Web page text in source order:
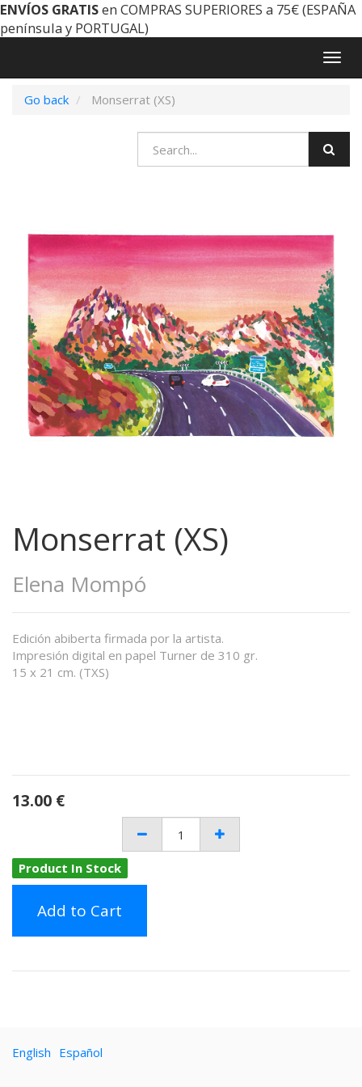
ENVÍOS GRATISen COMPRAS SUPERIORES a 75€ (ESPAÑA
península y PORTUGAL)
Go back
Monserrat (XS)
Monserrat (XS)
Elena Mompó
Edición abiberta firmada por la artista.
Impresión digital en papel Turner de 310 gr.
15 x 21 cm. (TXS)
13.00 €
Product In Stock
Add to Cart
English Español